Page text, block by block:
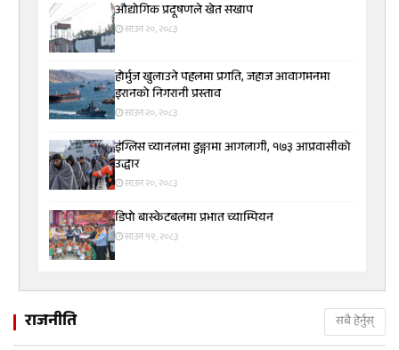
औद्योगिक प्रदूषणले खेत सखाप
साउन २०, २०८३
होर्मुज खुलाउने पहलमा प्रगति, जहाज आवागमनमा
इरानको निगरानी प्रस्ताव
साउन २०, २०८३
इंग्लिस च्यानलमा डुङ्गामा आगलागी, १७३ आप्रवासीको
उद्धार
साउन २०, २०८३
डिपो बास्केटबलमा प्रभात च्याम्पियन
साउन १९, २०८३
राजनीति सबै हेर्नुस्